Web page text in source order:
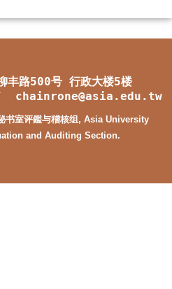
丰路500号 行政大楼5楼
chainrone@asia.edu.tw
书室评鑑与稽核组, Asia University
and Auditing Section.